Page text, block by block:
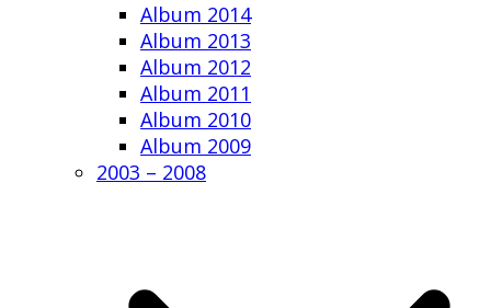
Album 2014
Album 2013
Album 2012
Album 2011
Album 2010
Album 2009
2003 – 2008